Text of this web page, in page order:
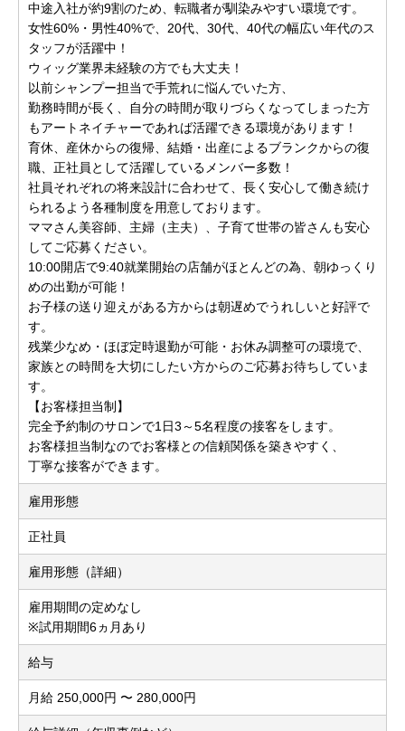
中途入社が約9割のため、転職者が馴染みやすい環境です。
女性60%・男性40%で、20代、30代、40代の幅広い年代のス
タッフが活躍中！
ウィッグ業界未経験の方でも大丈夫！
以前シャンプー担当で手荒れに悩んでいた方、
勤務時間が長く、自分の時間が取りづらくなってしまった方
もアートネイチャーであれば活躍できる環境があります！
育休、産休からの復帰、結婚・出産によるブランクからの復
職、正社員として活躍しているメンバー多数！
社員それぞれの将来設計に合わせて、長く安心して働き続け
られるよう各種制度を用意しております。
ママさん美容師、主婦（主夫）、子育て世帯の皆さんも安心
してご応募ください。
10:00開店で9:40就業開始の店舗がほとんどの為、朝ゆっくり
めの出勤が可能！
お子様の送り迎えがある方からは朝遅めでうれしいと好評で
す。
残業少なめ・ほぼ定時退勤が可能・お休み調整可の環境で、
家族との時間を大切にしたい方からのご応募お待ちしていま
す。
【お客様担当制】
完全予約制のサロンで1日3～5名程度の接客をします。
お客様担当制なのでお客様との信頼関係を築きやすく、
丁寧な接客ができます。
雇用形態
正社員
雇用形態（詳細）
雇用期間の定めなし
※試用期間6ヵ月あり
給与
月給 250,000円 〜 280,000円